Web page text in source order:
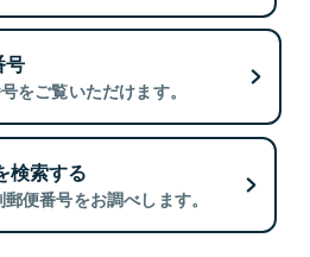
号
をご覧いただけます。
検索する
便番号をお調べします。